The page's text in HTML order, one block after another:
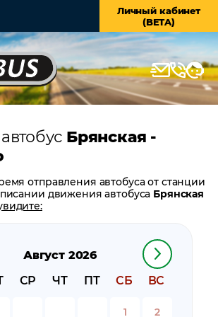
Личный кабинет
(BETA)
Брянская -
Август 2026
СР ЧТ ПТ СБ ВС
1 2
отправления автобуса от станции
движения автобуса Брянская